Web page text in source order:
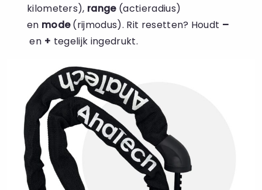
kilometers), range (actieradius)
en mode(rijmodus). Rit resetten? Houdt –
en + tegelijk ingedrukt.